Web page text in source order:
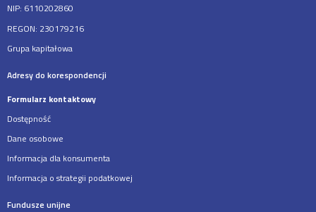
NIP: 6110202860
REGON: 230179216
Grupa kapitałowa
Adresy do korespondencji
Formularz kontaktowy
Dostępność
Dane osobowe
Informacja dla konsumenta
Informacja o strategii podatkowej
Fundusze unijne